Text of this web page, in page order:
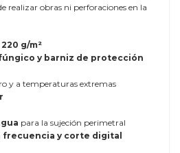
realizar obras ni perforaciones en la
g/m²
y barniz de protección
y a temperaturas extremas
para la sujeción perimetral
frecuencia y corte digital